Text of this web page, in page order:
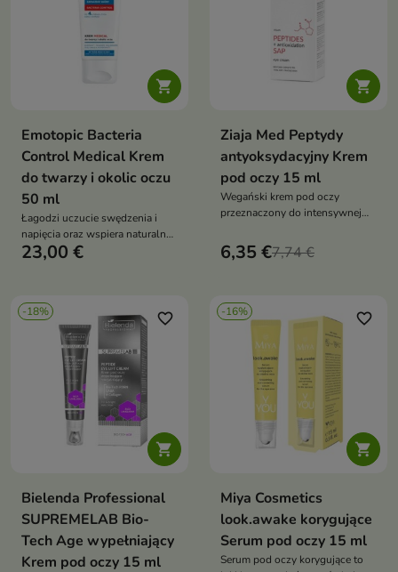

Emotopic Bacteria
Control Medical Krem
do twarzy i okolic oczu
50 ml
Łagodzi uczucie swędzenia i
napięcia oraz wspiera naturalne
procesy regeneracji skóry.
23,00 €

Ziaja Med Peptydy
antyoksydacyjny Krem
pod oczy 15 ml
Wegański krem pod oczy
przeznaczony do intensywnej
Formuła z peptydami, pochodną
witaminy C SAP, gliceryną
poprawę elastyczności oraz
redukcję widoczności
zmarszczek, pomagając
przywrócić skórze świeży i
wypoczęty wygląd
6,35 €7,74 €
-18%

favorite_border
Bielenda Professional
SUPREMELAB Bio-
Tech Age wypełniający
Krem pod oczy 15 ml
-16%

favorite_border
Miya Cosmetics
look.awake korygujące
Serum pod oczy 15 ml
Serum pod oczy korygujące to